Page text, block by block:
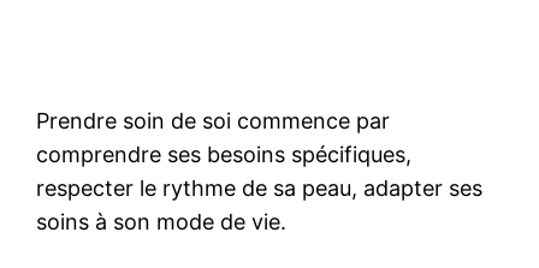
Prendre soin de soi commence par
comprendre ses besoins spécifiques,
respecter le rythme de sa peau, adapter ses
soins à son mode de vie.